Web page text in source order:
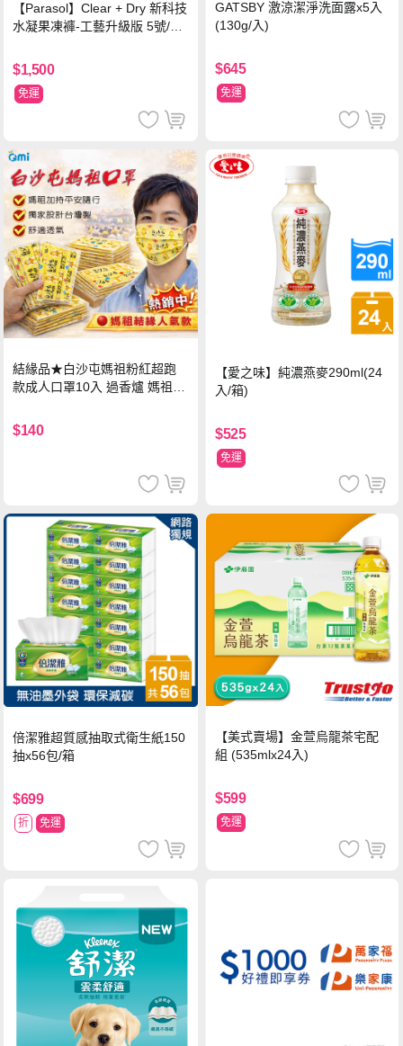
【Parasol】Clear + Dry 新科技
水凝果凍褲-工藝升級版 5號/XL
$1,500
免運
GATSBY 激涼潔淨洗面露x5入
(130g/入)
$645
免運
結緣品★白沙屯媽祖粉紅超跑
款成人口罩10入 過香爐 媽祖加
$140
【愛之味】純濃燕麥290ml(24
入/箱)
$525
免運
倍潔雅超質感抽取式衛生紙150
抽x56包/箱
$699
折 免運
【美式賣場】金萱烏龍茶宅配
組 (535mlx24入)
$599
免運